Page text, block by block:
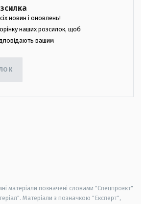
новин і оновлень!
наших розсилок, щоб
вашим
матеріали позначені словами "Спецпроєкт"
Матеріали з позначкою "Експерт",